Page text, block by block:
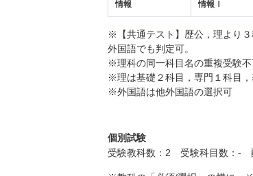
情報 情報Ⅰ
※【共通テスト】歴公，理より
外国語でも判定可。
※理科の同一科目名の重複受験
※理は基礎２科目，専門１科目，
※外国語は他外国語の選択可
個別試験
受験教科数：2 受験科目数：-